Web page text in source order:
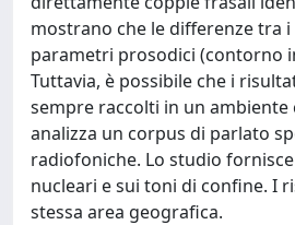
mostrano che le differenze tra
parametri prosodici (contorno
Tuttavia, è possibile che i
sempre raccolti in un
analizza un corpus di parlato
radiofoniche. Lo studio
nucleari e sui toni di confine. I
stessa area geografica.